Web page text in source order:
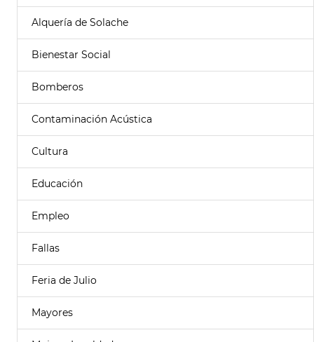
Alquería de Solache
Bienestar Social
Bomberos
Contaminación Acústica
Cultura
Educación
Empleo
Fallas
Feria de Julio
Mayores